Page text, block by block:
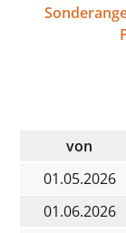
von
01.05.2026
01.06.2026